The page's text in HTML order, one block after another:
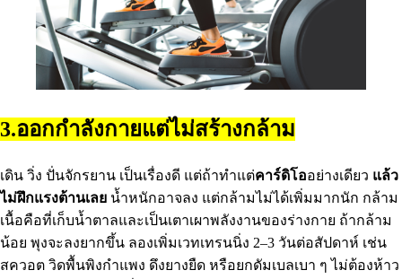
3.ออกกำลังกายแต่ไม่สร้างกล้าม
เดิน วิ่ง ปั่นจักรยาน เป็นเรื่องดี แต่ถ้าทำแต่คาร์ดิโออย่างเดียว แล้ว
ไม่ฝึกแรงต้านเลย น้ำหนักอาจลง แต่กล้ามไม่ได้เพิ่มมากนัก กล้าม
เนื้อคือที่เก็บน้ำตาลและเป็นเตาเผาพลังงานของร่างกาย ถ้ากล้าม
น้อย พุงจะลงยากขึ้น ลองเพิ่มเวทเทรนนิ่ง 2–3 วันต่อสัปดาห์ เช่น
สควอต วิดพื้นพิงกำแพง ดึงยางยืด หรือยกดัมเบลเบา ๆ ไม่ต้องห้าว